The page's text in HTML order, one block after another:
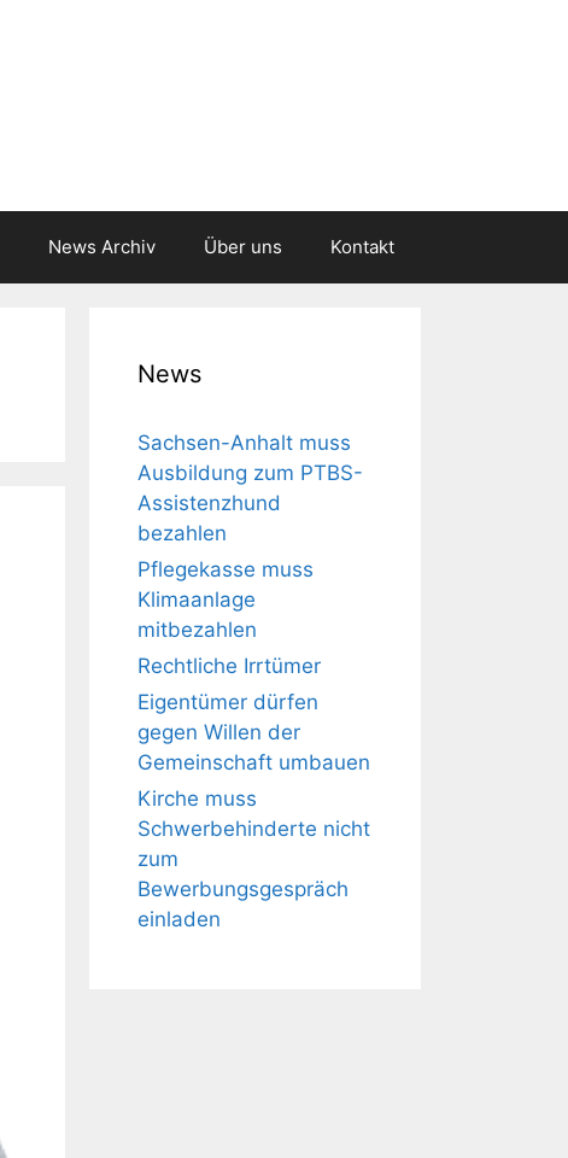
News Archiv Über uns Kontakt
News
Sachsen-Anhalt muss
Aus­bil­dung zum PTBS-
Assis­tenz­hund
bezahlen
Pflegekasse muss
Klimaanlage
mitbezahlen
Rechtliche Irrtümer
Eigentümer dürfen
gegen Willen der
Gemeinschaft umbauen
Kirche muss
Schwerbehinderte nicht
zum
Bewerbungsgespräch
einladen